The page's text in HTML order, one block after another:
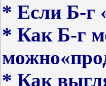
* Если Б-г
* Как Б-г
* Как